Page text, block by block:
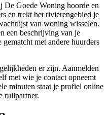
Goede Woning hoorde en
en trekt het rivierengebied je
van woning wisselen.
een beschrijving van je
met andere huurders
er zijn. Aanmelden
met wie je contact opneemt
minuten staat je profiel online
ruilpartner.